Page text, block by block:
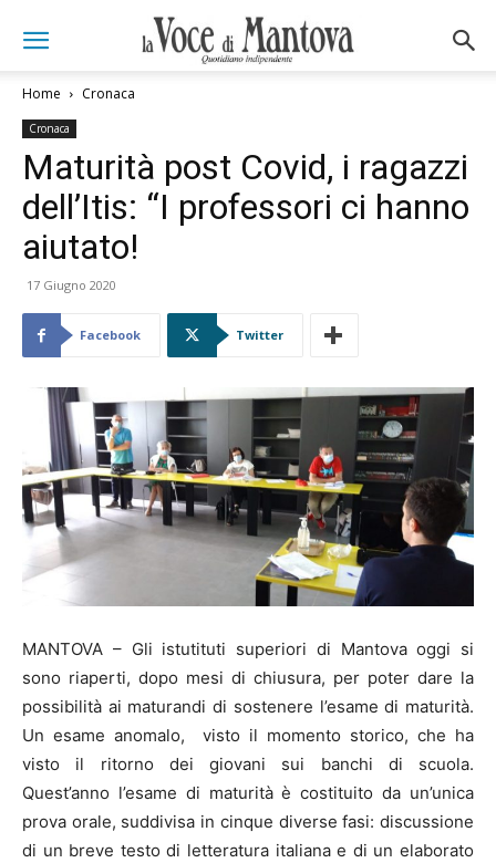
Home Cronaca
Cronaca
Maturità post Covid, i ragazzi
dell’Itis: “I professori ci hanno
aiutato!
17 Giugno 2020
Facebook Twitter
MANTOVA – Gli istutituti superiori di Mantova oggi si
sono riaperti, dopo mesi di chiusura, per poter dare la
possibilità ai maturandi di sostenere l’esame di maturità.
Un esame anomalo, visto il momento storico, che ha
visto il ritorno dei giovani sui banchi di scuola.
Quest’anno l’esame di maturità è costituito da un’unica
prova orale, suddivisa in cinque diverse fasi: discussione
di un breve testo di letteratura italiana e di un elaborato